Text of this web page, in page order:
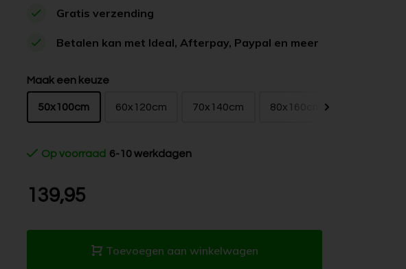
Gratis verzending
Betalen kan met Ideal, Afterpay, Paypal en meer
Maak een keuze
50x100cm 60x120cm 70x140cm 80x160cm
Op voorraad 6-10 werkdagen
139,95
Toevoegen aan winkelwagen